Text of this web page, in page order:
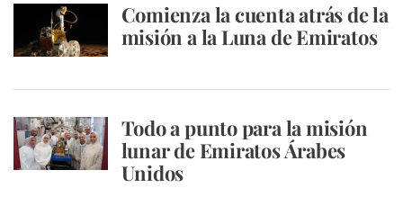
Comienza la cuenta atrás de la
misión a la Luna de Emiratos
Todo a punto para la misión
lunar de Emiratos Árabes
Unidos